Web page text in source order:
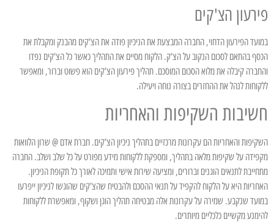
פירעון הצ'קים
במועד הפירעון הדחוי, החברה המבצעת את הניכיון פודה את הצ'קים מהבנק ומקבלת את
הכסף בהתאם לסכום הנקוב על הצ'ק. הלקוח מסיים את התהליך כאשר כל הצ'קים נפדו
והחברה קיבלה את מלוא הסכום המוסכם. תהליך פירעון הצ'קים הוא פשוט וברור, ומאפשר
ללקוחות לנהל את ההחזרים בצורה נוחה ויעילה.
חשיבות השקיפות והאחריות
השקיפות והאחריות הם עקרונות מרכזיים בתהליך ניכיון הצ'קים. חברת אדם @ שרון הלוואות
מקפידה על שקיפות מלאה בתהליך, ומספקת ללקוחות מידע מפורט על כל שלב ושלב. החברה
מתחייבת לתנאים הוגנים וברורים, ומציעה שירות אישי ותמיכה לאורך כל תקופת הניכיון.
האחריות היא על הלקוח להקפיד על תנאי ההסכם ולהבטיח שהצ'קים שהוגשו לניכיון ייפרעו
במועד שנקבע. שמירה על עקרונות אלה מבטיחה תהליך הוגן ושקוף, ומאפשרת ללקוחות
להימנע מקשיים כלכליים מיותרים.